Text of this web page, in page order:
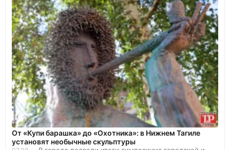
От «Купи барашка» до «Охотника»: в Нижнем Тагиле
установят необычные скульптуры